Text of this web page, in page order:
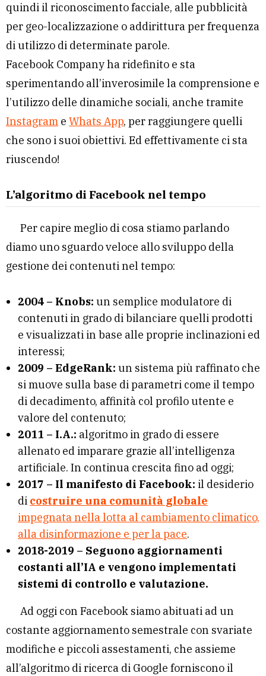
quindi il riconoscimento facciale, alle pubblicità
per geo-localizzazione o addirittura per frequenza
di utilizzo di determinate parole.
Facebook Company ha ridefinito e sta
sperimentando all’inverosimile la comprensione e
l’utilizzo delle dinamiche sociali, anche tramite
Instagram e Whats App, per raggiungere quelli
che sono i suoi obiettivi. Ed effettivamente ci sta
riuscendo!
L’algoritmo di Facebook nel tempo
Per capire meglio di cosa stiamo parlando
diamo uno sguardo veloce allo sviluppo della
gestione dei contenuti nel tempo:
2004 – Knobs: un semplice modulatore di
contenuti in grado di bilanciare quelli prodotti
e visualizzati in base alle proprie inclinazioni ed
interessi;
2009 – EdgeRank: un sistema più raffinato che
si muove sulla base di parametri come il tempo
di decadimento, affinità col profilo utente e
valore del contenuto;
2011 – I.A.: algoritmo in grado di essere
allenato ed imparare grazie all’intelligenza
artificiale. In continua crescita fino ad oggi;
2017 – Il manifesto di Facebook: il desiderio
di costruire una comunità globale
impegnata nella lotta al cambiamento climatico,
alla disinformazione e per la pace.
2018-2019 – Seguono aggiornamenti
costanti all’IA e vengono implementati
sistemi di controllo e valutazione.
Ad oggi con Facebook siamo abituati ad un
costante aggiornamento semestrale con svariate
modifiche e piccoli assestamenti, che assieme
all’algoritmo di ricerca di Google forniscono il